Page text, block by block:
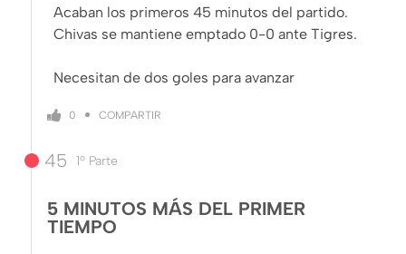
Acaban los primeros 45 minutos del partido.
Chivas se mantiene emptado 0-0 ante Tigres.
Necesitan de dos goles para avanzar
0 COMPARTIR
45 1º Parte
5 MINUTOS MÁS DEL PRIMER
TIEMPO